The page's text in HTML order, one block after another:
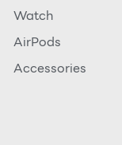
Watch
AirPods
Accessories